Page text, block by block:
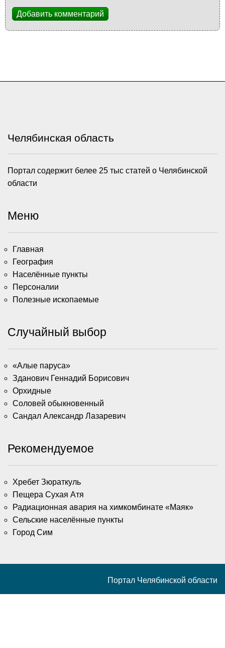
Добавить комментарий
Челябинская область
Портал содержит белее 25 тыс статей о Челябинской
области
Меню
Главная
География
Населённые пункты
Персоналии
Полезные ископаемые
Случайный выбор
«Алые паруса»
Зданович Геннадий Борисович
Орхидные
Соловей обыкновенный
Сандал Александр Лазаревич
Рекомендуемое
Хребет Зюраткуль
Пещера Сухая Атя
Радиационная авария на химкомбинате «Маяк»
Сельские населённые пункты
Город Сим
Портал Челябинской области